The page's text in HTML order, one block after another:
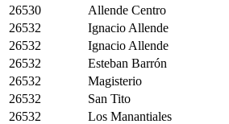
26530
Allende Centro
26532
Ignacio Allende
26532
Ignacio Allende
26532
Esteban Barrón
26532
Magisterio
26532
San Tito
26532
Los Manantiales